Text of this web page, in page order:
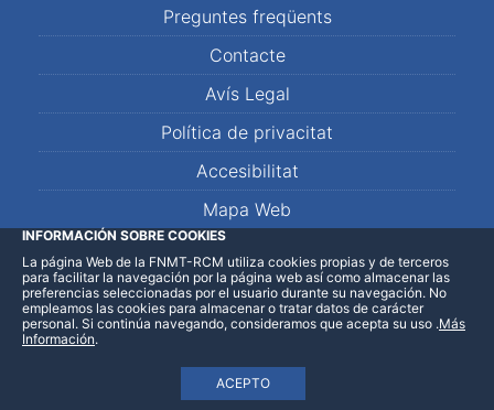
Preguntes freqüents
Contacte
Avís Legal
Política de privacitat
Accesibilitat
Mapa Web
LinkedInFacebookWhatsApp
INFORMACIÓN SOBRE COOKIES
La página Web de la FNMT-RCM utiliza cookies propias y de terceros
para facilitar la navegación por la página web así como almacenar las
preferencias seleccionadas por el usuario durante su navegación. No
empleamos las cookies para almacenar o tratar datos de carácter
personal. Si continúa navegando, consideramos que acepta su uso
ACEPTO
.Más
Información.